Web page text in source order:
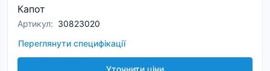
Капот
Артикул: 30823020
Переглянути специфікації
Уточнити ціни